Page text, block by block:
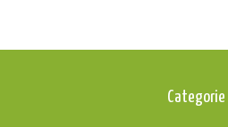
Categorie